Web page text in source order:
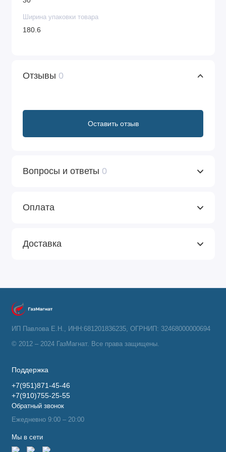
Ширина упаковки товара
180.6
Отзывы 0
Оставить отзыв
Вопросы и ответы 0
Оплата
Доставка
ИП Павлова Е.Н., ИНН:681201836235, ОГРНИП: 32468000000694
© 2012 – 2024 ГазМагнат. Все права защищены.
Поддержка
+7(951)871-45-46
+7(910)755-25-55
Обратный звонок
Ежедневно 9:00 – 20:00
Мы в сети